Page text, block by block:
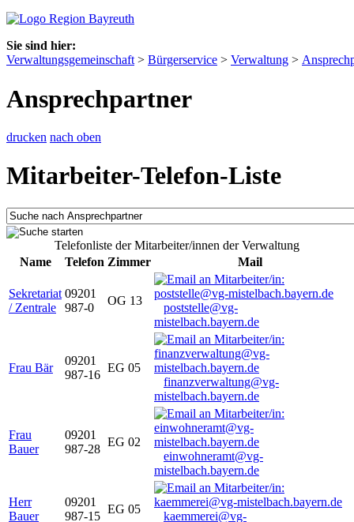
Sie sind hier:
Verwaltungsgemeinschaft > Bürgerservice > Verwaltung >
Ansprechpartner
drucken nach oben
Mitarbeiter-Telefon-Liste
Telefonliste der Mitarbeiter/innen der Verwaltung
Name
Telefon Zimmer Mail
Sekretariat
/ Zentrale
09201
987-0
OG 13
poststelle@vg-
mistelbach.bayern.de
Frau Bär
09201
987-16
EG 05
finanzverwaltung@vg-
mistelbach.bayern.de
Frau
Bauer
09201
987-28
EG 02
einwohneramt@vg-
mistelbach.bayern.de
Herr
Bauer
09201
987-15
EG 05
kaemmerei@vg-